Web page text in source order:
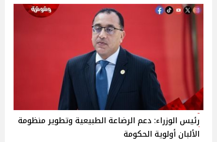
رئيس الوزراء: دعم الرضاعة الطبيعية وتطوير منظومة
الألبان أولوية الحكومة